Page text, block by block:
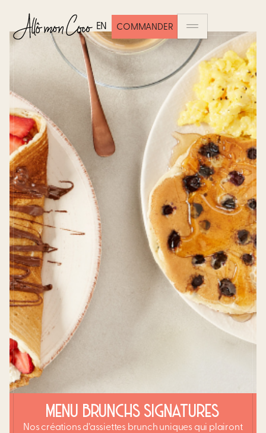
EN COMMANDER
MENU BRUNCHS SIGNATURES
Nos créations d’assiettes brunch uniques qui plairont